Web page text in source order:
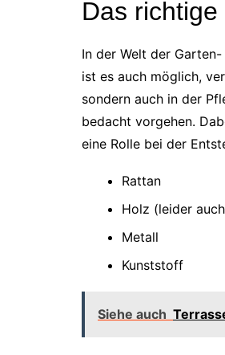
Das
In der Welt der
ist es auch möglich,
sondern auch in der
bedacht vorgehen.
eine Rolle bei der
Rattan
Holz (leider
Metall
Kunststoff
Siehe auch